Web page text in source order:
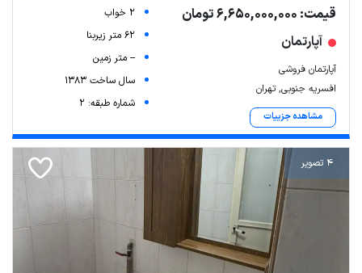
Leaflet | Map data ©ariamarz.com
قیمت: 6,650,000,000 تومان
آپارتمان
آپارتمان فروشی
افسریه جنوبی, تهران
مشاهده جزییات
2 خواب
62 متر زیربنا
-- متر زمین
سال ساخت 1383
شماره طبقه: 2
4 تصویر